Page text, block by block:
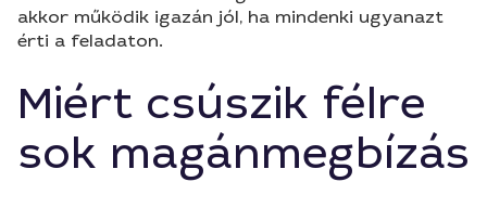
akkor működik igazán jól, ha mindenki ugyanazt
érti a feladaton.
Miért csúszik félre
sok magánmegbízás